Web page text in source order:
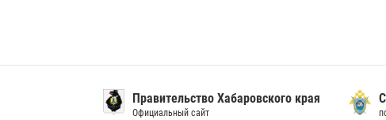
Правительство Хабаровского края
Официальный сайт
СУ СК РФ
по